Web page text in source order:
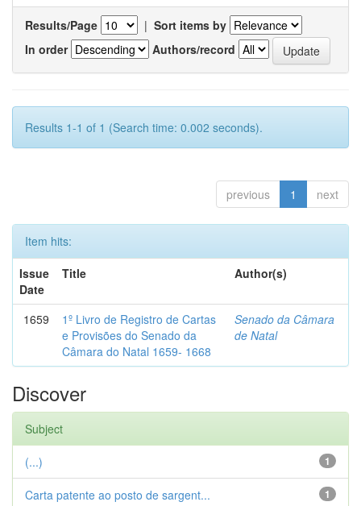
Results/Page | Sort items by
In order
Authors/record
Results 1-1 of 1 (Search time: 0.002 seconds).
previous 1 next
Item hits:
Issue
Date
Title Author(s)
1659
1º Livro de Registro de Cartas
e Provisões do Senado da
Câmara do Natal 1659- 1668
Senado da Câmara
de Natal
Discover
Subject
1
(...)
1
Carta patente ao posto de sargent...